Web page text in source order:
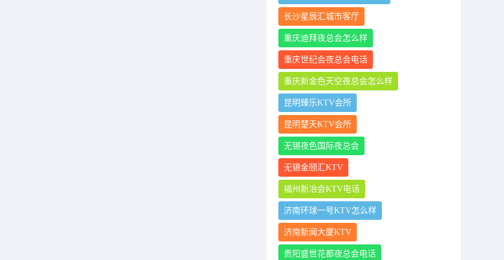
长沙星辰汇城市客厅
重庆迪拜夜总会怎么样
重庆世纪会夜总会电话
重庆新金色天空夜总会怎么样
昆明臻乐KTV会所
昆明楚天KTV会所
无锡夜色国际夜总会
无锡金颐汇KTV
福州新冶会KTV电话
济南环球一号KTV怎么样
济南新闻大厦KTV
贵阳盛世花都夜总会电话